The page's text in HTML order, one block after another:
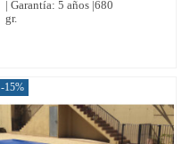
| Garantía: 5 años |680
gr.
-15%